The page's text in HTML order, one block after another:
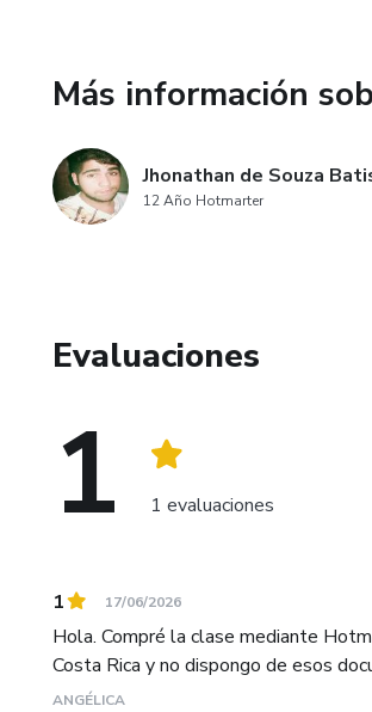
Más información
Jhonathan de Souza
12 Año Hotmarter
Evaluaciones
1 1 evaluaciones
1 17/06/2026
Hola. Compré la clase mediante
Costa Rica y no dispongo de esos
ANGÉLICA